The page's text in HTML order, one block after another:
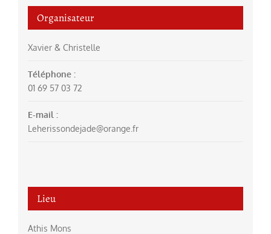
Organisateur
Xavier & Christelle
Téléphone :
01 69 57 03 72
E-mail :
Leherissondejade@orange.fr
Lieu
Athis Mons